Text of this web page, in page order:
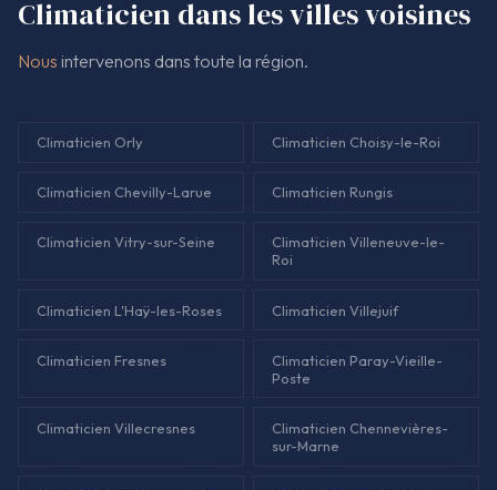
Climaticien dans les villes voisines
Nous intervenons dans toute la région.
Climaticien Orly Climaticien Choisy-le-Roi
Climaticien Chevilly-Larue Climaticien Rungis
Climaticien Vitry-sur-Seine
Climaticien Villeneuve-le-
Roi
Climaticien L'Haÿ-les-Roses Climaticien Villejuif
Climaticien Fresnes
Climaticien Paray-Vieille-
Poste
Climaticien Villecresnes
Climaticien Chennevières-
sur-Marne